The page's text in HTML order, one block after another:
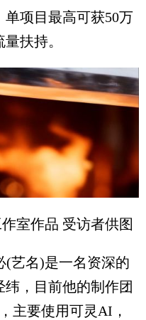
项目最高可获50万
扶持。
室作品 受访者供图
名)是一名资深的
，目前他的制作团
主要使用可灵AI，